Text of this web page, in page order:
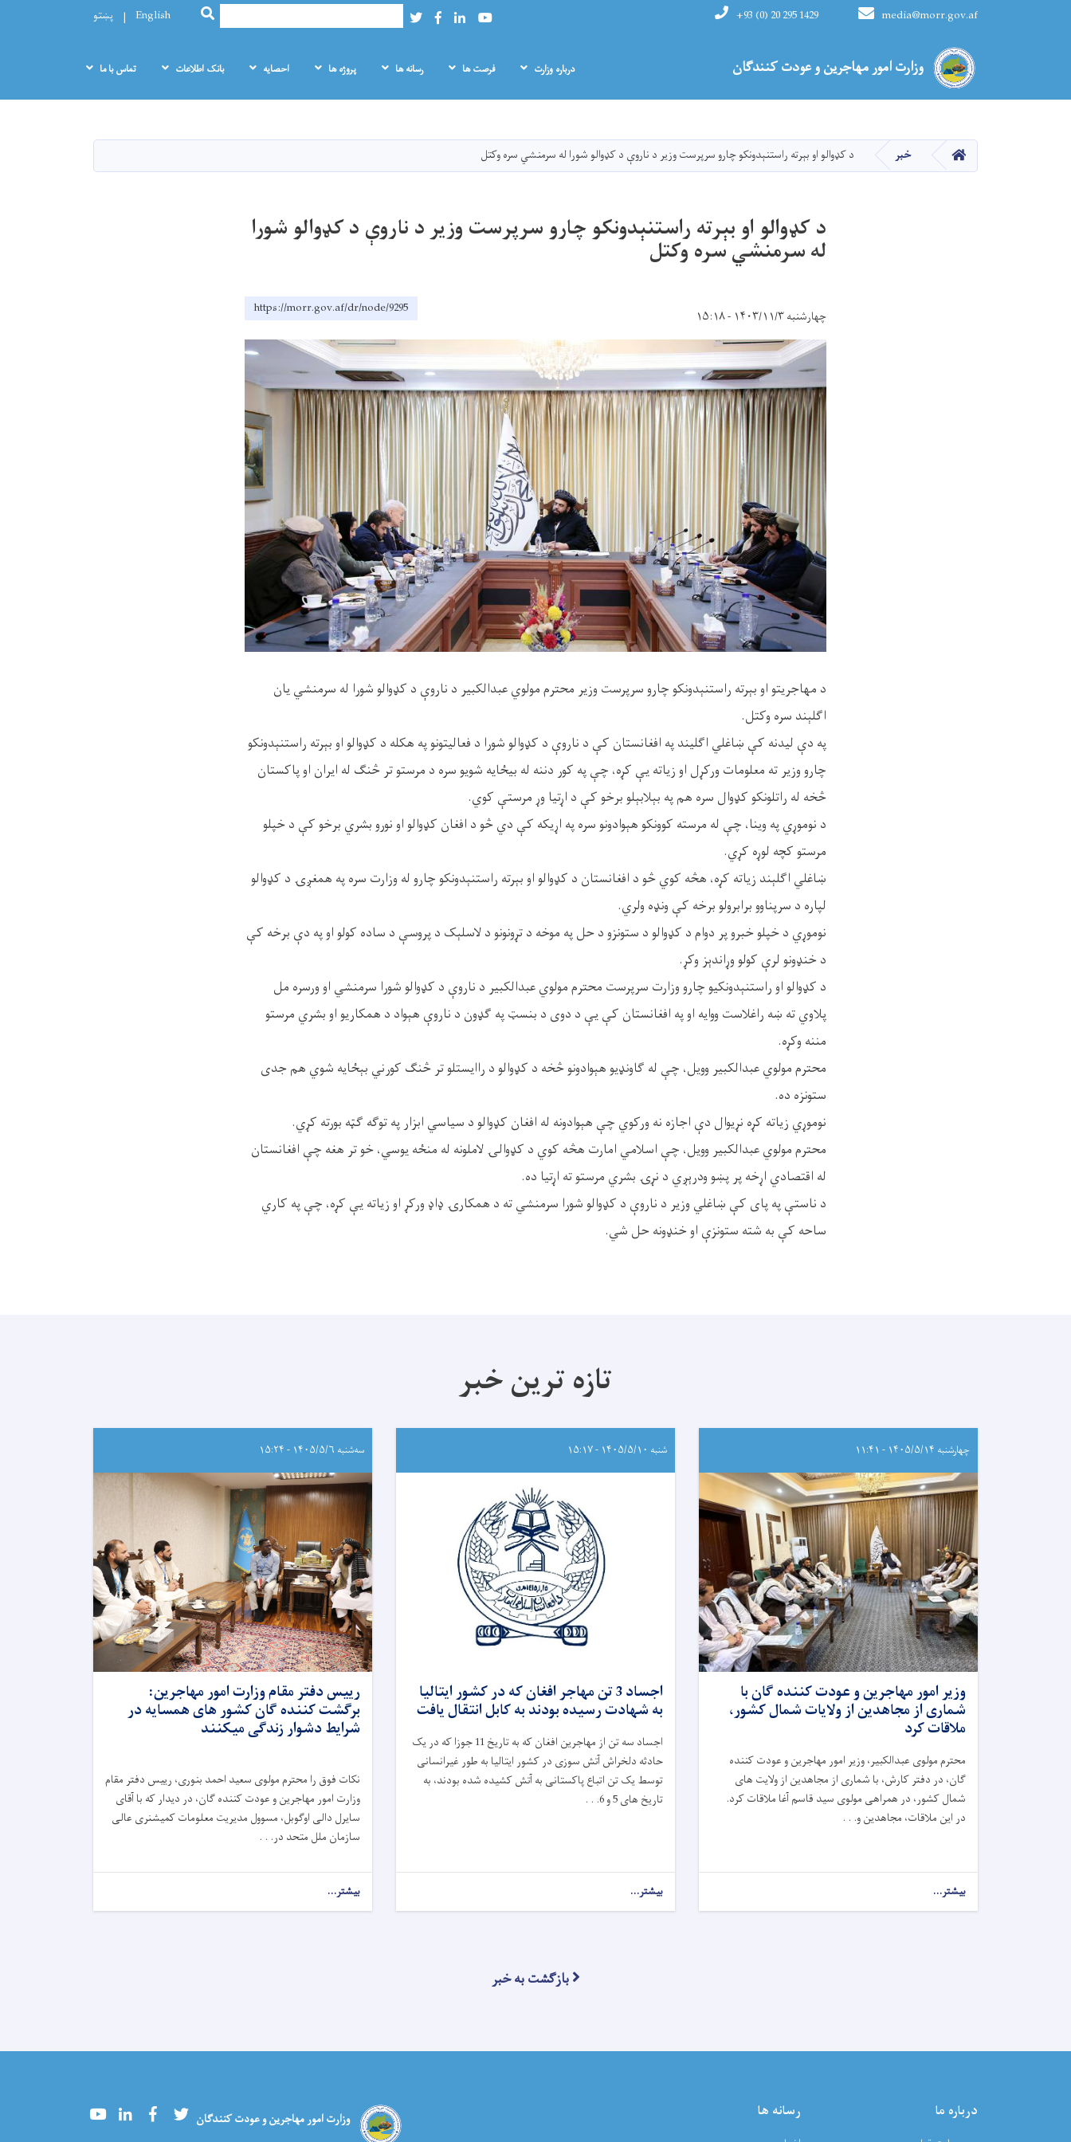
main
content
وزارت امور مهاجرین و عودت کنندگان
media@morr.gov.af
+93 (0) 20 295 1429
Youtube
LinkedIn
Facebook
Twitter
Search
SEARCH
English پښتو
Main navigation
درباره وزارت فرصت ها رسانه‌ ها پروژه ها احصایه بانک اطلاعات تماس با ما
HOME خبر د کډوالو او بېرته راستنېدونکو چارو سرپرست وزیر د ناروې د کډوالو شورا له سرمنشي سره وکتل
د کډوالو او بېرته راستنېدونکو چارو سرپرست وزیر د ناروې د کډوالو شورا
له سرمنشي سره وکتل
چهارشنبه ۱۴۰۳/۱۱/۳ - ۱۵:۱۸ https://morr.gov.af/dr/node/9295
د مهاجریتو او بېرته راستنېدونکو چارو سرپرست وزیر محترم مولوي عبدالکبیر د ناروې د کډوالو شورا له سرمنشي یان
اګلېند سره وکتل.
په دې لیدنه کې ښاغلي اګلیند په افغانستان کې د ناروې د کډوالو شورا د فعالیتونو په هکله د کډوالو او بېرته راستنېدونکو
چارو وزیر ته معلومات ورکړل او زیاته یې کړه، چې په کور دننه له بیځایه شویو سره د مرستو تر څنګ له ایران او پاکستان
څخه له راتلونکو کډوال سره هم په بېلابېلو برخو کې د اړتیا وړ مرستې کوي.
د نوموړي په وینا، چې له مرسته کوونکو هېوادونو سره په اړیکه کې دي څو د افغان کډوالو او نورو بشري برخو کې د خپلو
مرستو کچه لوړه کړي.
ښاغلي اګلېند زیاته کړه، هڅه کوي څو د افغانستان د کډوالو او بېرته راستنېدونکو چارو له وزارت سره په همغږۍ د کډوالو
لپاره د سرپناوو برابرولو برخه کې ونډه ولري.
نوموړي د خپلو خبرو پر دوام د کډوالو د ستونزو د حل په موخه د تړونونو د لاسلېک د پروسې د ساده کولو او په دې برخه کې
د خنډونو لرې کولو وړاندېز وکړ.
د کډوالو او راستنېدونکیو چارو وزارت سرپرست محترم مولوي عبدالکبیر د ناروې د کډوالو شورا سرمنشي او ورسره مل
پلاوي ته ښه راغلاست ووایه او په افغانستان کې یې د دوی د بنسټ په ګډون د ناروې هېواد د همکاریو او بشري مرستو
مننه وکړه.
محترم مولوي عبدالکبیر وویل، چې له ګاونډیو هېوادونو څخه د کډوالو د راایستلو تر څنګ کورني بېځایه شوي هم جدی
ستونزه ده.
نوموړي زیاته کړه نړیوال دې اجازه نه ورکوي چې هېوادونه له افغان کډوالو د سیاسي ابزار په توګه ګټه بورته کړي.
محترم مولوي عبدالکبیر وویل، چې اسلامي امارت هڅه کوي د کډوالۍ لاملونه له منځه یوسي، خو تر هغه چې افغانستان
له اقتصادي اړخه پر پښو ودرېږي د نړۍ بشري مرستو ته اړتیا ده.
د ناستې په پای کې ښاغلي وزیر د ناروې د کډوالو شورا سرمنشي ته د همکارۍ ډاډ ورکړ او زیاته یې کړه، چې په کاري
ساحه کې به شته ستونزې او خنډونه حل شي.
تازه ترین خبر
چهارشنبه ۱۴۰۵/۵/۱۴ - ۱۱:۴۱
وزیر امور مهاجرین و عودت کننده گان با
شماری از مجاهدین از ولایات شمال کشور،
ملاقات کرد
محترم مولوی عبدالکبیر، وزیر امور مهاجرین و عودت کننده
گان، در دفتر کارش، با شماری از مجاهدین از ولایت ‌های
شمال کشور، در همراهی مولوی سید قاسم آغا ملاقات کرد.
در این ملاقات، مجاهدین و. . .
بیشتر...
شنبه ۱۴۰۵/۵/۱۰ - ۱۵:۱۷
اجساد 3 تن مهاجر افغان که در کشور ایتالیا
به شهادت رسیده بودند به کابل انتقال یافت
اجساد سه تن از مهاجرین افغان که به تاریخ 11 جوزا که در یک
حادثه دلخراش آتش‌ سوزی در کشور ایتالیا به طور غیرانسانی
توسط یک تن اتباع پاکستانی به آتش کشیده شده بودند، به
تاریخ های 5 و 6. . .
بیشتر...
سه‌شنبه ۱۴۰۵/۵/۶ - ۱۵:۲۴
رییس دفتر مقام وزارت امور مهاجرین:
برگشت کننده گان کشور های همسایه در
شرایط دشوار زندگی میکنند
نکات فوق را محترم مولوی سعید احمد بنوری، رییس دفتر مقام
وزارت امور مهاجرین و عودت کننده گان، در دیدار که با آقای
سایرل دالی اوگوبل، مسوول مدیریت معلومات کمیشنری عالی
سازمان ملل متحد در. . .
بیشتر...
بازگشت به خبر
درباره ما رسانه ها وزارت امور مهاجرین و عودت کنندگان YoutubeLinkedInFacebookTwitter